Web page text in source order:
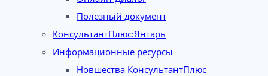
Полезный документ
КонсультантПлюс:Янтарь
Информационные ресурсы
Новшества КонсультантПлюс